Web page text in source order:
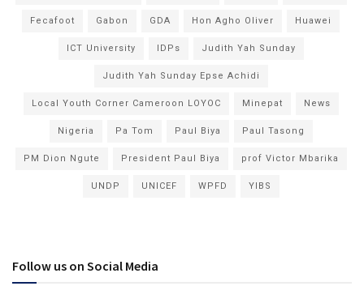
Fecafoot Gabon GDA Hon Agho Oliver Huawei
ICT University IDPs Judith Yah Sunday
Judith Yah Sunday Epse Achidi
Local Youth Corner Cameroon LOYOC Minepat News
Nigeria Pa Tom Paul Biya Paul Tasong
PM Dion Ngute President Paul Biya prof Victor Mbarika
UNDP UNICEF WPFD YIBS
Follow us on Social Media